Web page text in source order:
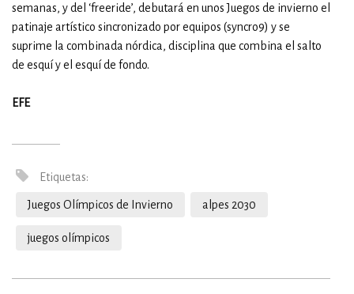
semanas, y del ‘freeride’, debutará en unos Juegos de invierno el
patinaje artístico sincronizado por equipos (syncro9) y se
suprime la combinada nórdica, disciplina que combina el salto
de esquí y el esquí de fondo.
EFE
Etiquetas:
Juegos Olímpicos de Invierno alpes 2030
juegos olímpicos